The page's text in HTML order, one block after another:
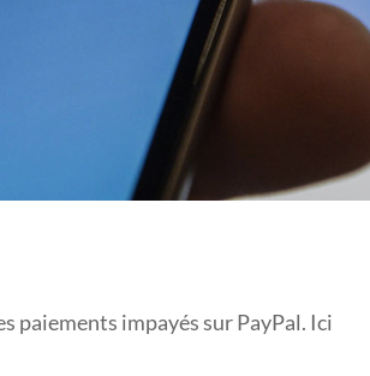
paiements impayés sur PayPal. Ici